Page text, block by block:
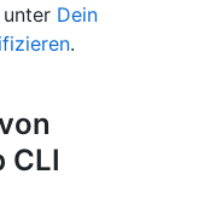
Dein
.
CLI